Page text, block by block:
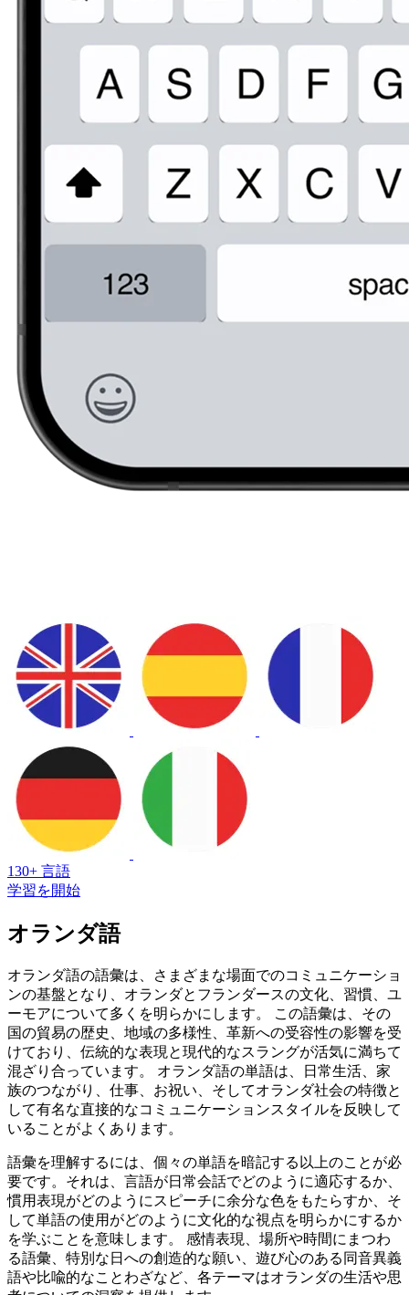
130+ 言語
学習を開始
オランダ語
オランダ語の語彙は、さまざまな場面でのコミュニケーショ
ンの基盤となり、オランダとフランダースの文化、習慣、ユ
ーモアについて多くを明らかにします。 この語彙は、その
国の貿易の歴史、地域の多様性、革新への受容性の影響を受
けており、伝統的な表現と現代的なスラングが活気に満ちて
混ざり合っています。 オランダ語の単語は、日常生活、家
族のつながり、仕事、お祝い、そしてオランダ社会の特徴と
して有名な直接的なコミュニケーションスタイルを反映して
いることがよくあります。
語彙を理解するには、個々の単語を暗記する以上のことが必
要です。それは、言語が日常会話でどのように適応するか、
慣用表現がどのようにスピーチに余分な色をもたらすか、そ
して単語の使用がどのように文化的な視点を明らかにするか
を学ぶことを意味します。 感情表現、場所や時間にまつわ
る語彙、特別な日への創造的な願い、遊び心のある同音異義
語や比喩的なことわざなど、各テーマはオランダの生活や思